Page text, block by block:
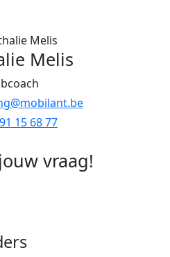
Melis
15 68 77
vraag!